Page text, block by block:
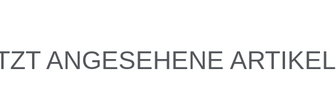
ANGESEHENE ARTIKEL